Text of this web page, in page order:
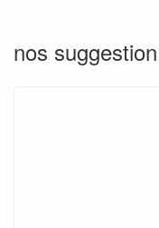
nos